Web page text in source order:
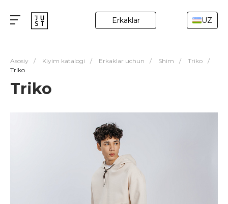
Erkaklar UZ
Asosiy / Kiyim katalogi / Erkaklar uchun / Shim / Triko
/
Triko
Triko